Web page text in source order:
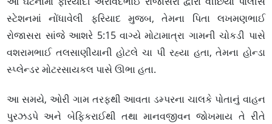
સ્ટેશનમાં નોંધાવેલી ફરિયાદ મુજબ, તેમના પિતા લખમણભાઈ
રોજાસરા સાંજે આશરે 5:15 વાગ્યે મોટામાત્રા ગામની ચોકડી પાસે
વશરામભાઈ તલસાણીયાની હોટલે ચા પી રહ્યા હતા, તેમના હોન્ડા
સ્પ્લેન્ડર મોટરસાયકલ પાસે ઊભા હતા.
આ સમયે, ઓરી ગામ તરફથી આવતા ડમ્પરના ચાલકે પોતાનું વાહન
પુરઝડપે અને બેફિકરાઈથી તથા માનવજીવન જોખમાય તે રીતે